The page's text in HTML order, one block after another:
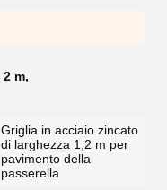
2 m,
Griglia in acciaio zincato
di larghezza 1,2 m per
pavimento della
passerella